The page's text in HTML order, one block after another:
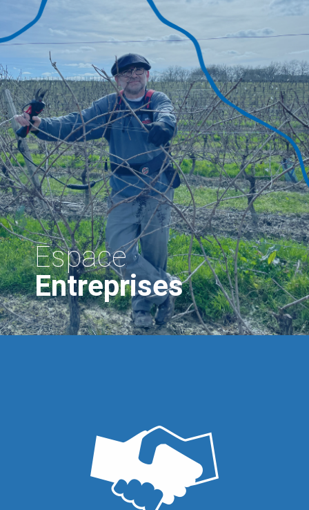
Espace
Entreprises